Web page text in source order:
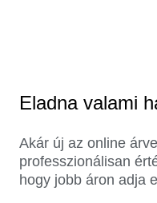
Eladna valami
Akár új az online
professzionálisan
hogy jobb áron adja